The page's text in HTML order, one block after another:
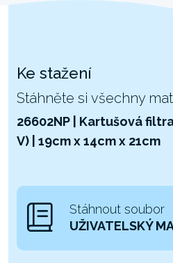
Ke stažení
Stáhněte si všechny
26602NP | Kartušová
V) | 19cm x 14cm x 21cm
Stáhnout soubor
UŽIVATELSKÝ